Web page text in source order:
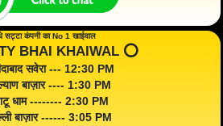
सट्टा कंपनी का No 1 खाईवाल
BHAI KHAIWAL ⭕️
सवेरा --- 12:30 PM
बाज़ार ---- 1:30 PM
धाम -------- 2:30 PM
बाज़ार ------ 3:05 PM